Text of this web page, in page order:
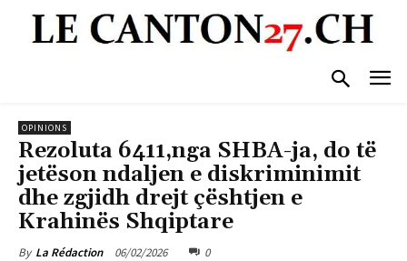
OPINIONS
Rezoluta 6411,nga SHBA-ja, do të
jetëson ndaljen e diskriminimit
dhe zgjidh drejt çështjen e
Krahinës Shqiptare
By La Rédaction 06/02/2026 0